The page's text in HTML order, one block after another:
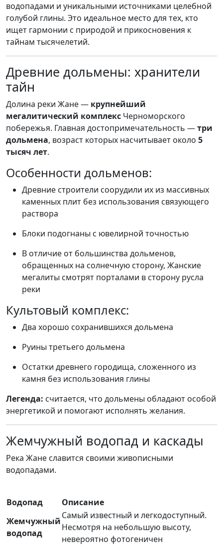
водопадами и уникальными источниками целебной
голубой глины. Это идеальное место для тех, кто
ищет гармонии с природой и прикосновения к
тайнам тысячелетий.
Древние дольмены: хранители
тайн
Долина реки Жане — крупнейший
мегалитический комплекс Черноморского
побережья. Главная достопримечательность —три
дольмена, возраст которых насчитывает около 5
тысяч лет.
Особенности дольменов:
Древние строители соорудили их из массивных
каменных плит без использования связующего
раствора
Блоки подогнаны с ювелирной точностью
В отличие от большинства дольменов,
обращенных на солнечную сторону, Жанские
мегалиты смотрят порталами в сторону русла
реки
Культовый комплекс:
Два хорошо сохранившихся дольмена
Руины третьего дольмена
Остатки древнего городища, сложенного из
камня без использования глины
Легенда: считается, что дольмены обладают особой
энергетикой и помогают исполнять желания.
Жемчужный водопад и каскады
Река Жане славится своими живописными
водопадами.
Водопад
Описание
Жемчужный
водопад
Самый известный и легкодоступный.
Несмотря на небольшую высоту,
невероятно фотогеничен